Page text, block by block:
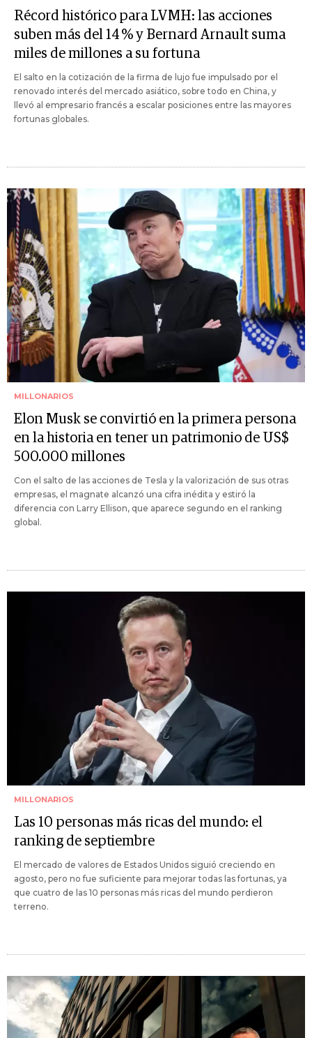
Récord histórico para LVMH: las acciones
suben más del 14 % y Bernard Arnault suma
miles de millones a su fortuna
El salto en la cotización de la firma de lujo fue impulsado por el
renovado interés del mercado asiático, sobre todo en China, y
llevó al empresario francés a escalar posiciones entre las mayores
fortunas globales.
MILLONARIOS
Elon Musk se convirtió en la primera persona
en la historia en tener un patrimonio de US$
500.000 millones
Con el salto de las acciones de Tesla y la valorización de sus otras
empresas, el magnate alcanzó una cifra inédita y estiró la
diferencia con Larry Ellison, que aparece segundo en el ranking
global.
MILLONARIOS
Las 10 personas más ricas del mundo: el
ranking de septiembre
El mercado de valores de Estados Unidos siguió creciendo en
agosto, pero no fue suficiente para mejorar todas las fortunas, ya
que cuatro de las 10 personas más ricas del mundo perdieron
terreno.